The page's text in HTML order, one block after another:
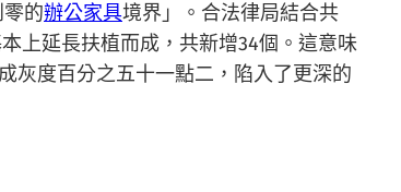
的辦公家具境界」。合法律局結合共
上延長扶植而成，共新增34個。這意味
灰度百分之五十一點二，陷入了更深的